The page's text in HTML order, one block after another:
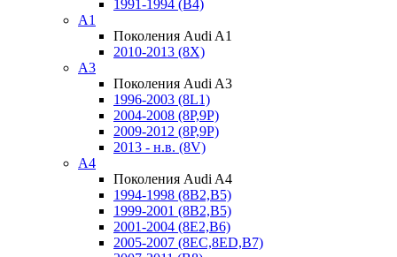
1991-1994 (B4)
A1
Поколения Audi A1
2010-2013 (8X)
A3
Поколения Audi A3
1996-2003 (8L1)
2004-2008 (8P,9P)
2009-2012 (8P,9P)
2013 - н.в. (8V)
A4
Поколения Audi A4
1994-1998 (8B2,B5)
1999-2001 (8B2,B5)
2001-2004 (8E2,B6)
2005-2007 (8EC,8ED,B7)